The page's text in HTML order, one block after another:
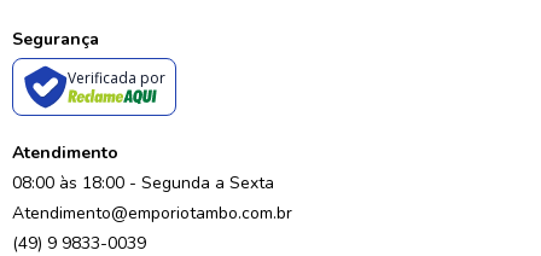
Segurança
Verificada por
Atendimento
08:00 às 18:00 - Segunda a Sexta
Atendimento@emporiotambo.com.br
(49) 9 9833-0039